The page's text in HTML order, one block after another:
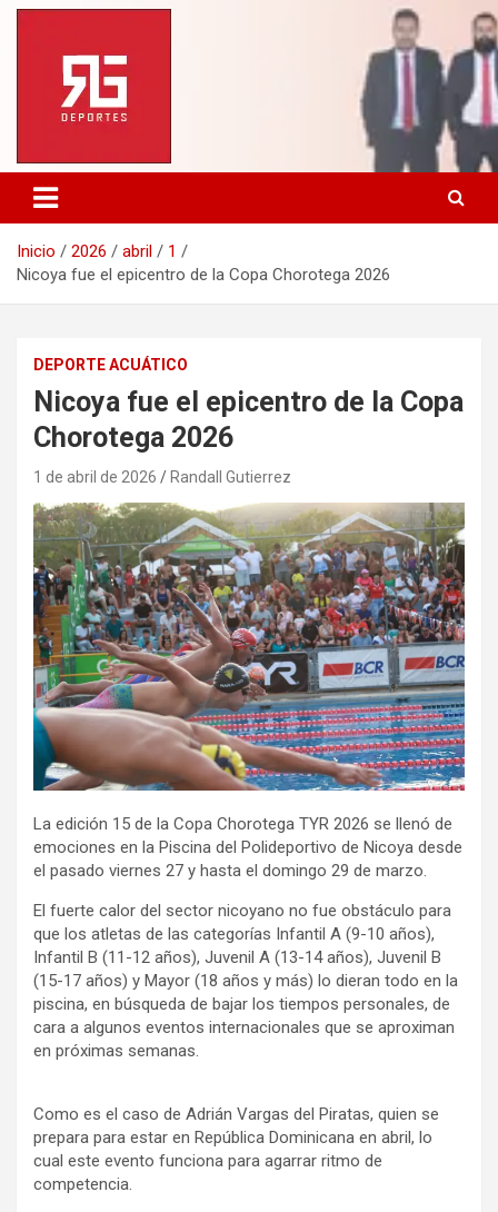
Saltar
contenido
Inicio 2026 abril
1
Nicoya fue el epicentro de la Copa Chorotega 2026
DEPORTE ACUÁTICO
Nicoya fue el epicentro de la Copa
Chorotega 2026
1 de abril de 2026 Randall Gutierrez
La edición 15 de la Copa Chorotega TYR 2026 se llenó de
emociones en la Piscina del Polideportivo de Nicoya desde
el pasado viernes 27 y hasta el domingo 29 de marzo.
El fuerte calor del sector nicoyano no fue obstáculo para
que los atletas de las categorías Infantil A (9-10 años),
Infantil B (11-12 años), Juvenil A (13-14 años), Juvenil B
(15-17 años) y Mayor (18 años y más) lo dieran todo en la
piscina, en búsqueda de bajar los tiempos personales, de
cara a algunos eventos internacionales que se aproximan
en próximas semanas.
Como es el caso de Adrián Vargas del Piratas, quien se
prepara para estar en República Dominicana en abril, lo
cual este evento funciona para agarrar ritmo de
competencia.